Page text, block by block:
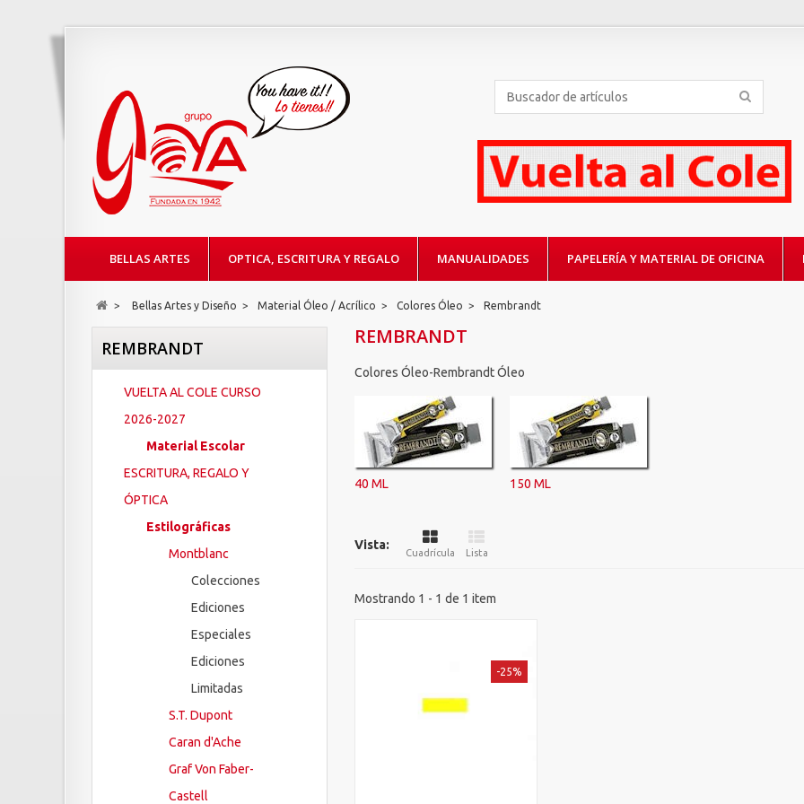
BELLAS ARTES OPTICA, ESCRITURA Y REGALO MANUALIDADES PAPELERÍA Y MATERIAL DE OFICINA
> Bellas Artes y Diseño > Material Óleo / Acrílico > Colores Óleo > Rembrandt
REMBRANDT
VUELTA AL COLE CURSO
2026-2027
Material Escolar
ESCRITURA, REGALO Y
ÓPTICA
Estilográficas
Montblanc
Colecciones
Ediciones
Especiales
Ediciones
Limitadas
S.T. Dupont
Caran d'Ache
Graf Von Faber-
Castell
REMBRANDT
Colores Óleo-Rembrandt Óleo
40 ML 150 ML
Vista:
Cuadrícula Lista
Mostrando 1 - 1 de 1 item
-25%